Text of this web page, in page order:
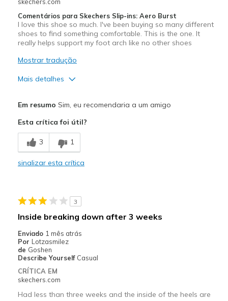
Sizing
Feels true to size
Comentários para Skechers Slip-ins: Aero Burst
I love this shoe so much. I've been buying so many different
shoes to find something comfortable. This is the one. It
really helps support my foot arch like no other shoes
Mostrar tradução
Mais detalhes
Width
Sizing
View On Shoes
Shoes are for Wearing
Em resumo Sim, eu recomendaria a um amigo
Esta crítica foi útil?
3 1
sinalizar esta crítica
3
Inside breaking down after 3 weeks
Enviado 1 mês atrás
Por Lotzasmilez
de Goshen
Describe Yourself Casual
CRÍTICA EM
skechers.com
Had less than three weeks and the inside of the heels are